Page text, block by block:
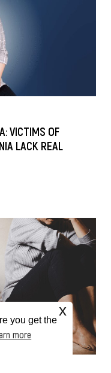
VICTIMS OF
LACK REAL
you get the
more
x